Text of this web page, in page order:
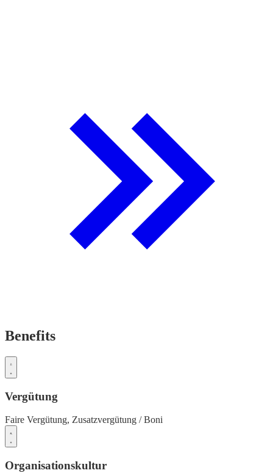
Benefits
Vergütung
Faire Vergütung, Zusatzvergütung / Boni
Organisationskultur